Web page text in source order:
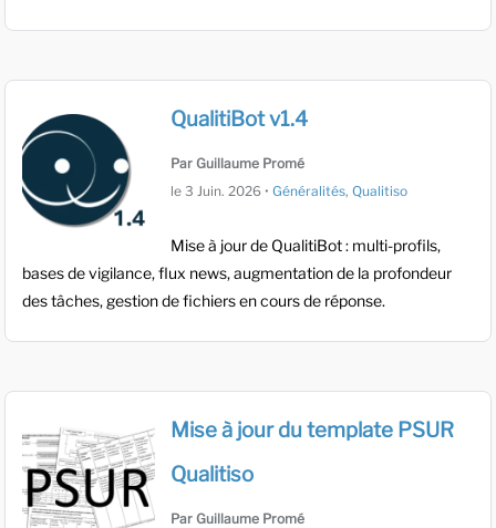
QualitiBot v1.4
Par Guillaume Promé
le 3 Juin. 2026 •Généralités,Qualitiso
Mise à jour de QualitiBot : multi-profils,
bases de vigilance, flux news, augmentation de la profondeur
des tâches, gestion de fichiers en cours de réponse.
Mise à jour du template PSUR
Qualitiso
Par Guillaume Promé